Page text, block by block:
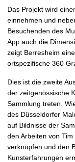
Das Projekt wird
einnehmen und
Besuchenden des
App auch die
zeigt Berresheim
ortspezifische 360
Dies ist die zweite
der zeitgenössische
Sammlung treten.
des Düsseldorfer
auf Bildnisse der
den Arbeiten von
verknüpfen und den
Kunsterfahrungen